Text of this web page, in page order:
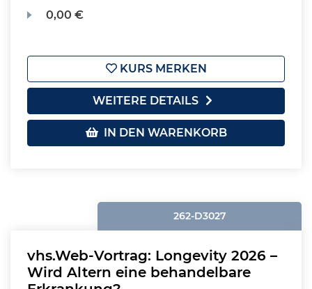
0,00 €
KURS MERKEN
WEITERE DETAILS
IN DEN WARENKORB
262-D3027
vhs.Web-Vortrag: Longevity 2026 –
Wird Altern eine behandelbare